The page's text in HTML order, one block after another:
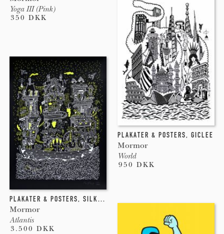
Yoga III (Pink)
350 DKK
PLAKATER & POSTERS, GICLEE
Mormor
World
950 DKK
PLAKATER & POSTERS, SILKETRYK
Mormor
Atlantis
3.500 DKK